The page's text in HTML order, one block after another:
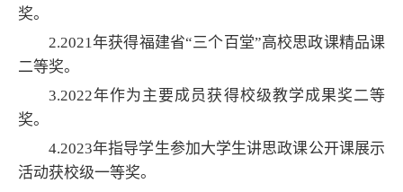
奖。
2.2021年获得福建省“三个百堂”高校思政课精品课
二等奖。
3.2022年作为主要成员获得校级教学成果奖二等
奖。
4.2023年指导学生参加大学生讲思政课公开课展示
活动获校级一等奖。